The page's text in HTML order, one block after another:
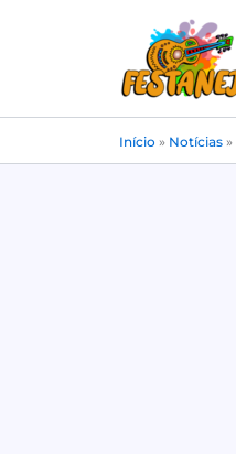
Início » Notícias »